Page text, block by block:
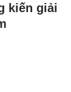
kiến giải